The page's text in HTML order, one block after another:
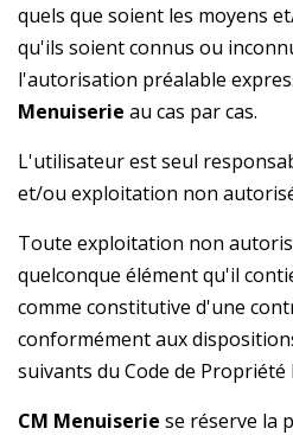
quels que soient les moyens
qu'ils soient connus ou
l'autorisation préalable
Menuiserie au cas par cas.
L'utilisateur est seul
et/ou exploitation non
Toute exploitation non
quelconque élément qu'il
comme constitutive d'une
conformément aux
suivants du Code de Propriété
CM Menuiserie se réserve la